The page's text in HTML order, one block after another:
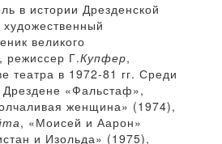
в истории Дрезденской
великого
, режиссер Г.Купфер,
театра в 1972-81 гг. Среди
Дрездене «Фальстаф»,
женщина» (1974),
, «Моисей и Аарон»
и Изольда» (1975),